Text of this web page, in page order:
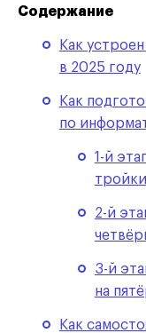
Содержание
Как
в 2025 году
Как
по
1-й
тройки
2-й
3-й
на
Как